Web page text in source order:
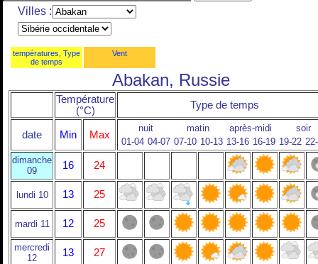
Villes :
températures, Type
de temps
Vent
Abakan, Russie
Température
(°C)
Type de temps
date Min Max
nuit matin après-midi
soir
01-04 04-07 07-10 10-13 13-16 16-19 19-22
dimanche
09
16 24
lundi 10 13 25
mardi 11 12 25
mercredi
12
13 27